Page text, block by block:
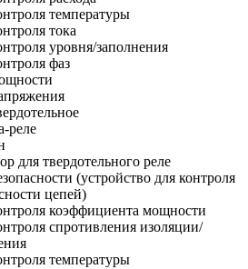
температуры
тока
уровня/заполнения
фаз
реле
для твердотельного реле
(устройство для контроля
цепей)
коэффициента мощности
спротивления изоляции/
температуры